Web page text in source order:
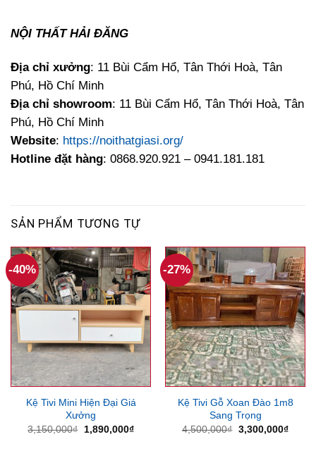
NỘI THẤT HẢI ĐĂNG
Địa chỉ xưởng: 11 Bùi Cẩm Hổ, Tân Thới Hoà, Tân
Phú, Hồ Chí Minh
Địa chỉ showroom: 11 Bùi Cẩm Hổ, Tân Thới Hoà, Tân
Phú, Hồ Chí Minh
Website: https://noithatgiasi.org/
Hotline đặt hàng: 0868.920.921 – 0941.181.181
SẢN PHẨM TƯƠNG TỰ
-40%
Kệ Tivi Mini Hiện Đại Giá
Xưởng
3,150,000₫
Giá
1,890,000₫Giá
-27%
Kệ Tivi Gỗ Xoan Đào 1m8
Sang Trọng
4,500,000₫ Giá
3,300,000₫Giá